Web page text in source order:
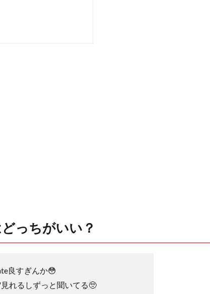
っちがいい？
良すぎんか😳
れるしずっと聞いてる🥺